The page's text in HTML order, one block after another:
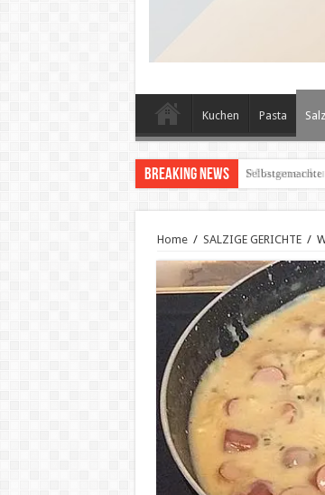
Kuchen Pasta
Breaking News
Home / SALZIGE GERICHTE /